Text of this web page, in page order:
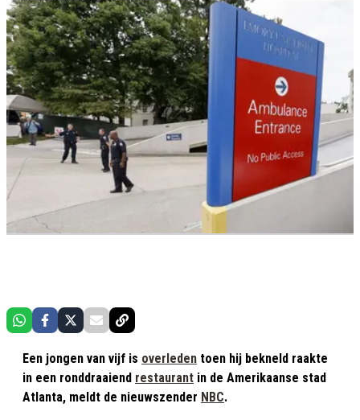
Een jongen van vijf is overleden toen hij bekneld raakte
in een ronddraaiend restaurant in de Amerikaanse stad
Atlanta, meldt de nieuwszender NBC.